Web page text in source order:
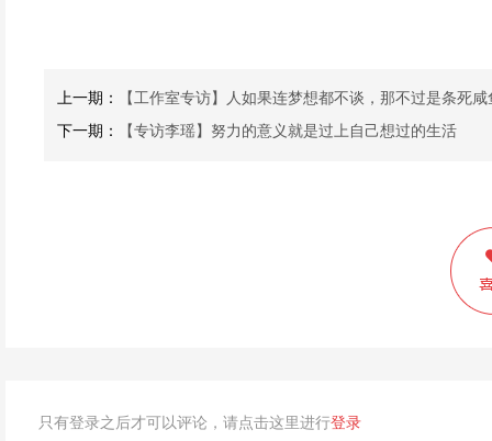
上一期：
【工作室专访】人如果连梦想都不谈，那不过是条死咸
下一期：
【专访李瑶】努力的意义就是过上自己想过的生活
只有登录之后才可以评论，请点击这里进行登录